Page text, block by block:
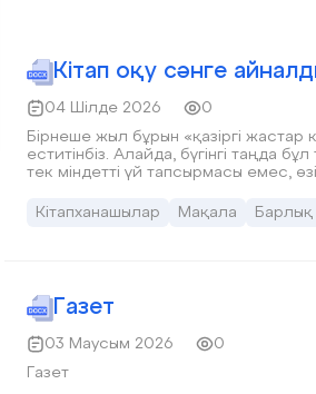
Кітап оқу сәнге
04 Шілде 2026
0
Бірнеше жыл бұрын «қазіргі жастар
еститінбіз. Алайда, бүгінгі таңда
тек міндетті үй тапсырмасы емес,
сәнге айналды. Болашақ журналист
парақшаларының үлкен
Кітапханашылар Мақала Барлық
Газет
03 Маусым 2026
0
Газет